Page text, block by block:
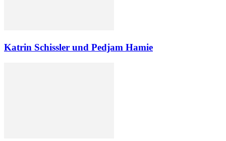
Katrin Schissler und Pedjam Hamie